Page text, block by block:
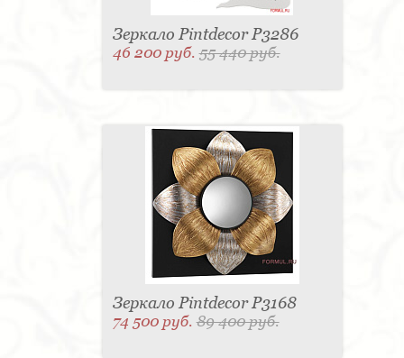
Зеркало Pintdecor P3286
46 200 руб.55 440 руб.
Зеркало Pintdecor P3168
74 500 руб.89 400 руб.